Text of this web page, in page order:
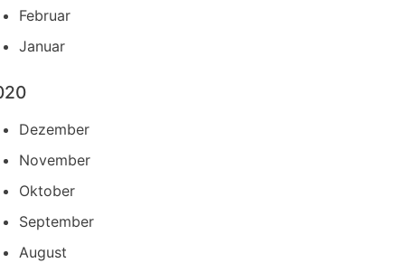
Februar
Januar
Dezember
November
Oktober
September
August